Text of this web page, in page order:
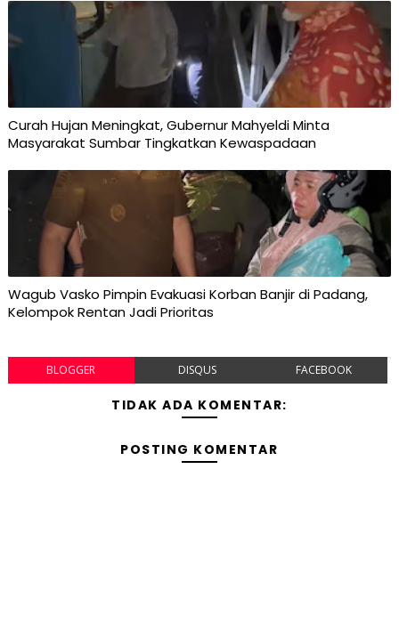
Curah Hujan Meningkat, Gubernur Mahyeldi Minta
Masyarakat Sumbar Tingkatkan Kewaspadaan
Wagub Vasko Pimpin Evakuasi Korban Banjir di Padang,
Kelompok Rentan Jadi Prioritas
BLOGGER DISQUS FACEBOOK
TIDAK ADA KOMENTAR:
POSTING KOMENTAR